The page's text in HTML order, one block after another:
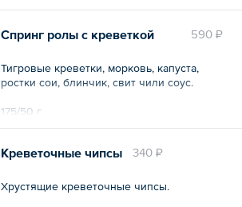
590 ₽
Спринг ролы с креветкой
Тигровые креветки, морковь, капуста,
ростки сои, блинчик, свит чили соус.
175/50 г.
340 ₽
Креветочные чипсы
Хрустящие креветочные чипсы.